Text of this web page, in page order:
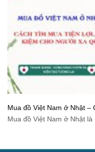
Mua đồ Việt Nam ở Nhật –
người xa quê
Mua đồ Việt Nam ở Nhật